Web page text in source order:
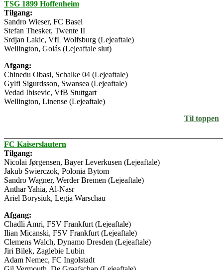
TSG 1899 Hoffenheim
Tilgang:
Sandro Wieser, FC Basel
Stefan Thesker, Twente II
Srdjan Lakic, VfL Wolfsburg (Lejeaftale)
Wellington, Goiás (Lejeaftale slut)
Afgang:
Chinedu Obasi, Schalke 04 (Lejeaftale)
Gylfi Sigurdsson, Swansea (Lejeaftale)
Vedad Ibisevic, VfB Stuttgart
Wellington, Linense (Lejeaftale)
Til toppen
FC Kaiserslautern
Tilgang:
Nicolai Jørgensen, Bayer Leverkusen (Lejeaftale)
Jakub Swierczok, Polonia Bytom
Sandro Wagner, Werder Bremen (Lejeaftale)
Anthar Yahia, Al-Nasr
Ariel Borysiuk, Legia Warschau
Afgang:
Chadli Amri, FSV Frankfurt (Lejeaftale)
Ilian Micanski, FSV Frankfurt (Lejeaftale)
Clemens Walch, Dynamo Dresden (Lejeaftale)
Jiri Bilek, Zaglebie Lubin
Adam Nemec, FC Ingolstadt